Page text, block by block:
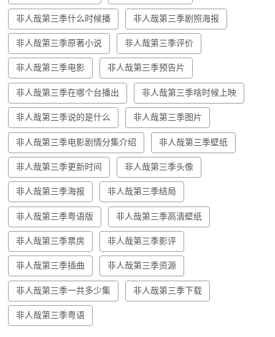
非人哉第三季什么时候播 非人哉第三季剧照海报
非人哉第三季原著小说 非人哉第三季评价
非人哉第三季电影 非人哉第三季预告片
非人哉第三季在哪个台播出 非人哉第三季啥时候上映
非人哉第三季说的是什么 非人哉第三季图片
非人哉第三季电影剧情分集介绍 非人哉第三季壁纸
非人哉第三季更新时间 非人哉第三季头像
非人哉第三季海报 非人哉第三季结局
非人哉第三季粤语版 非人哉第三季高清壁纸
非人哉第三季票房 非人哉第三季影评
非人哉第三季插曲 非人哉第三季资源
非人哉第三季一共多少集 非人哉第三季下载
非人哉第三季粤语